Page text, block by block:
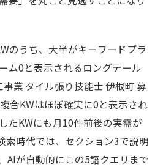
のうち、大半がキーワードプラ
ム0と表示されるロングテール
業 タイル張り技能士 伊根町 募
合KWはほぼ確実に0と表示され
たKWにも月10件前後の実需が
索時代では、セクション3で説明
AIが自動的にこの5語クエリまで